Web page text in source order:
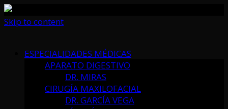
Skip to content
ESPECIALIDADES MÉDICAS
APARATO DIGESTIVO
DR. MIRAS
CIRUGÍA MAXILOFACIAL
DR. GARCÍA VEGA